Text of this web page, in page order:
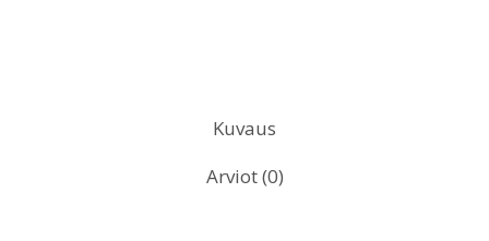
Kuvaus
Arviot (0)